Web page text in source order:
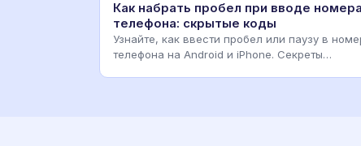
Как набрать пробел при вводе номера
телефона: скрытые коды
Узнайте, как ввести пробел или паузу в
телефона на Android и iPhone. Секреты